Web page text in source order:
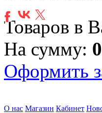
Товаров в
На сумму:
Оформить
О нас Магазин Кабинет